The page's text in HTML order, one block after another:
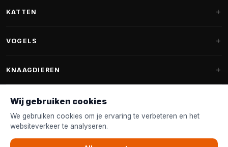
Fantail hondenmanden
Hondenspeelgoed
Halsband & Lijn
Shampoo & Verzorging
KATTEN
Krabpalen voor Maine Coon
Kattenmanden
VOGELS
Vogelvoer binnenvogels
Voederhuisjes
Nestkastjes & Nesting
Tuinvogelvoer
KNAAGDIEREN
Knaagdierenvoer
Accessoires
KLANTENSERVICE
Wij gebruiken cookies
We gebruiken cookies om je ervaring te verbeteren en het
websiteverkeer te analyseren.